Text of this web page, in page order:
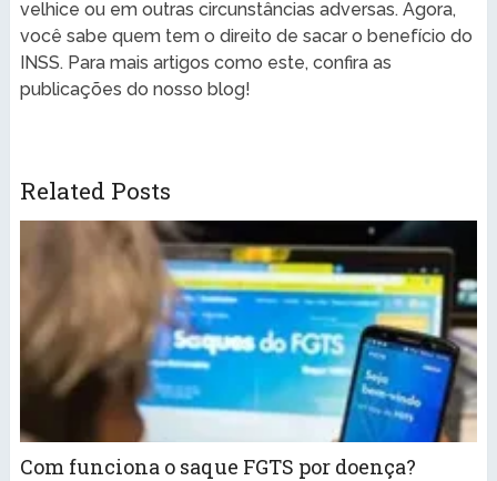
velhice ou em outras circunstâncias adversas. Agora,
você sabe quem tem o direito de sacar o benefício do
INSS. Para mais artigos como este, confira as
publicações do nosso blog!
Related Posts
Com funciona o saque FGTS por doença?